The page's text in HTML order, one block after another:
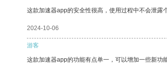
这款加速器app的安全性很高，使用过程中不会泄露
2024-10-06
游客
这款加速器app的功能有点单一，可以增加一些新功